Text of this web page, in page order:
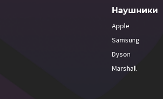
Наушники
Apple
Samsung
Dyson
Marshall